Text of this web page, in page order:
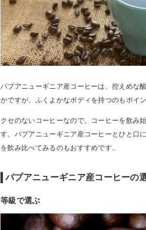
パプアニューギニア産コーヒーは、控えめな
かですが、ふくよかなボディを持つのもポイン
クセのないコーヒーなので、コーヒーを飲み
す。パプアニューギニア産コーヒーとひと口
を飲み比べてみるのもおすすめです。
パプアニューギニア産コーヒーの
等級で選ぶ